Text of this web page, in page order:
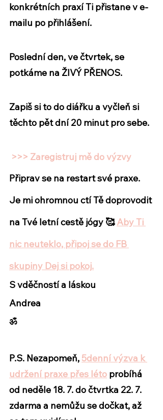
konkrétních praxí Ti přistane v e-
mailu po přihlášení.
Poslední den, ve čtvrtek, se
potkáme na ŽIVÝ PŘENOS.
Zapiš si to do diářku a vyčleň si
těchto pět dní 20 minut pro sebe.
️ >>> Zaregistruj mě do výzvy ️
Připrav se na restart své praxe.
Je mi ohromnou ctí Tě doprovodit
na Tvé letní cestě jógy 🥰 Aby Ti
nic neuteklo, připoj se do FB
skupiny Dej si pokoj.
S vděčností a láskou
Andrea
ॐ
P.S. Nezapomeň, 5denní výzva k
udržení praxe přes léto probíhá
od neděle 18. 7. do čtvrtka 22. 7.
zdarma a nemůžu se dočkat, až